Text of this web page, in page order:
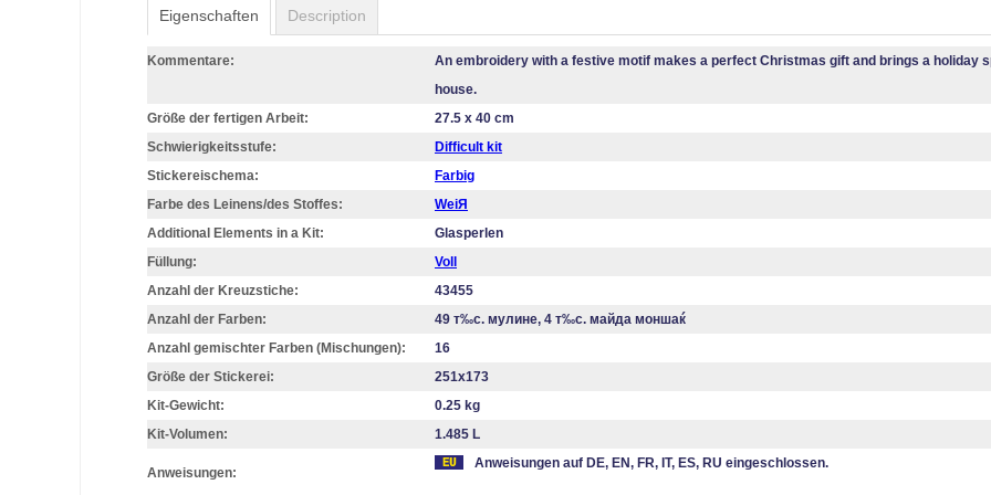
Eigenschaften Description
Kommentare:
An embroidery with a festive motif makes a perfect Christmas gift and brings a holiday
house.
Größe der fertigen Arbeit:
27.5 x 40 cm
Schwierigkeitsstufe:
Difficult kit
Stickereischema:
Farbig
Farbe des Leinens/des Stoffes:
WeiЯ
Additional Elements in a Kit:
Glasperlen
Füllung:
Voll
Anzahl der Kreuzstiche:
43455
Anzahl der Farben:
49 т‰с. мулине, 4 т‰с. майда моншаќ
Anzahl gemischter Farben (Mischungen):
16
Größe der Stickerei:
251х173
Kit-Gewicht:
0.25 kg
Kit-Volumen:
1.485 L
Anweisungen:
Anweisungen auf DE, EN, FR, IT, ES, RU eingeschlossen.